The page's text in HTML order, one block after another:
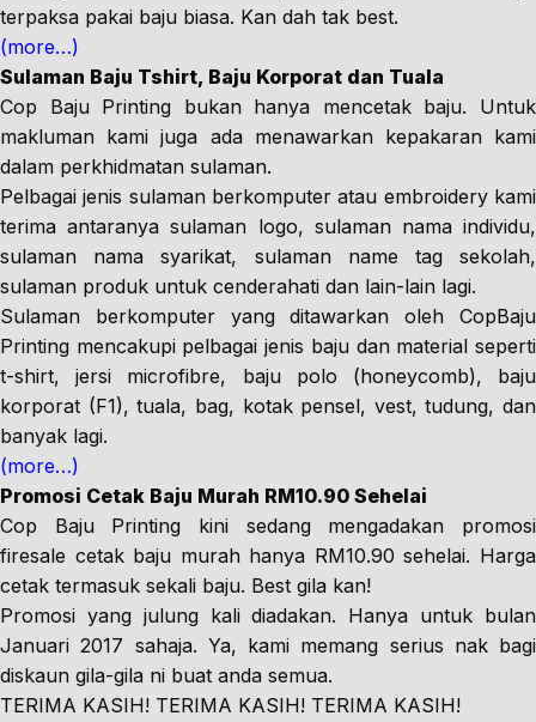
terpaksa pakai baju biasa. Kan dah tak best.
(more…)
Sulaman Baju Tshirt, Baju Korporat dan Tuala
Cop Baju Printing bukan hanya mencetak baju. Untuk
makluman kami juga ada menawarkan kepakaran kami
dalam perkhidmatan sulaman.
Pelbagai jenis sulaman berkomputer atau embroidery kami
terima antaranya sulaman logo, sulaman nama individu,
sulaman nama syarikat, sulaman name tag sekolah,
sulaman produk untuk cenderahati dan lain-lain lagi.
Sulaman berkomputer yang ditawarkan oleh CopBaju
Printing mencakupi pelbagai jenis baju dan material seperti
t-shirt, jersi microfibre, baju polo (honeycomb), baju
korporat (F1), tuala, bag, kotak pensel, vest, tudung, dan
banyak lagi.
(more…)
Promosi Cetak Baju Murah RM10.90 Sehelai
Cop Baju Printing kini sedang mengadakan promosi
firesale cetak baju murah hanya RM10.90 sehelai. Harga
cetak termasuk sekali baju. Best gila kan!
Promosi yang julung kali diadakan. Hanya untuk bulan
Januari 2017 sahaja. Ya, kami memang serius nak bagi
diskaun gila-gila ni buat anda semua.
TERIMA KASIH! TERIMA KASIH! TERIMA KASIH!